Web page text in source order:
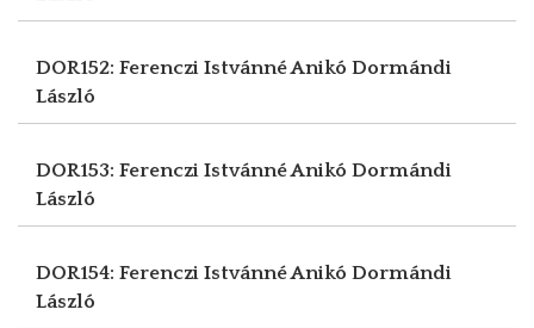
DOR152: Ferenczi Istvánné Anikó Dormándi
László
DOR153: Ferenczi Istvánné Anikó Dormándi
László
DOR154: Ferenczi Istvánné Anikó Dormándi
László